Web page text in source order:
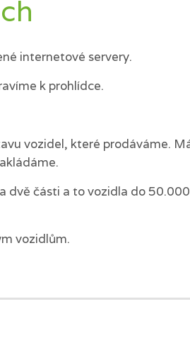
internetové servery.
k prohlídce.
vozidel, které prodáváme.
dvě části a to vozidla do
vozidlům.